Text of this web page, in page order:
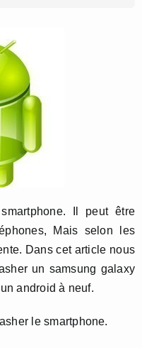
Il peut être
Mais selon les
Dans cet article nous
un samsung galaxy
android à neuf.
le smartphone.